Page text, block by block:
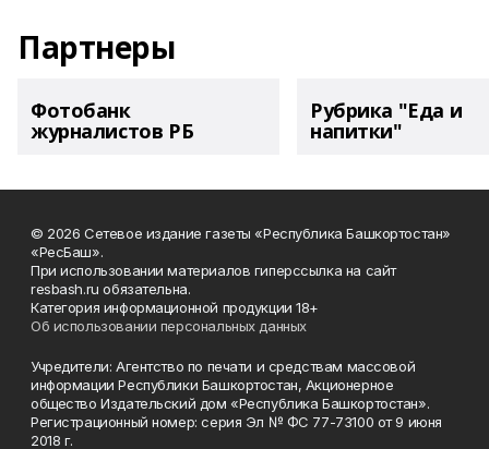
Партнеры
Фотобанк
журналистов РБ
Рубрика "Еда и
напитки"
© 2026 Сетевое издание газеты «Республика Башкортостан»
«РесБаш».
При использовании материалов гиперссылка на сайт
resbash.ru обязательна.
Категория информационной продукции 18+
Об использовании персональных данных
Учредители: Агентство по печати и средствам массовой
информации Республики Башкортостан, Акционерное
общество Издательский дом «Республика Башкортостан».
Регистрационный номер: серия Эл № ФС 77-73100 от 9 июня
2018 г.